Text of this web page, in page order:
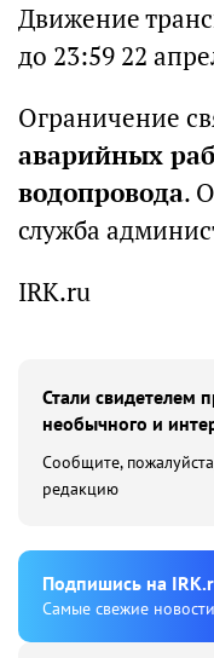
Движение
до 23:59 22
Ограничение
аварийных
водопровода.
служба
IRK.ru
Стали свидетелем
необычного и
Сообщите,
редакцию
Подпишиcь на
Cамые свежие